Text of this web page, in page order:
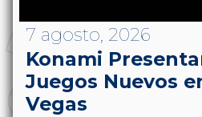
7 agosto, 2026
Konami
Juegos Nuevos
Vegas